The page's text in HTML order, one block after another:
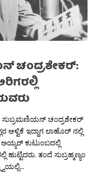
ಚಂದ್ರಶೇಕರ್‍:
ಸುಬ್ರಮಣಿಯನ್ ಚಂದ್ರಶೇಕರ್‍
ಆಳ್ವಿಕೆ ಇದ್ದಾಗ ಲಾಹೊರ್‍ ನಲ್ಲಿ
ಕುಟುಂಬದಲ್ಲಿ
ಹುಟ್ಟಿದರು. ತಂದೆ ಸುಬ್ರಹ್ಮಣ್ಯಂ